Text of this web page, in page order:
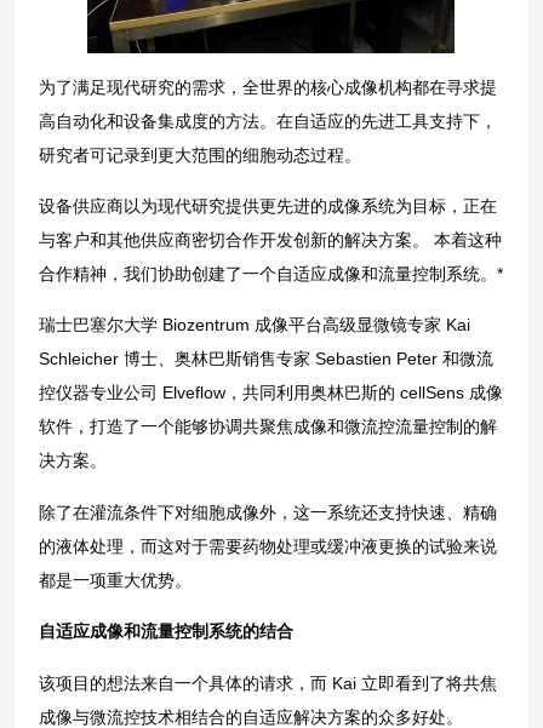
为了满足现代研究的需求，全世界的核心成像机构都在寻求提
高自动化和设备集成度的方法。在自适应的先进工具支持下，
研究者可记录到更大范围的细胞动态过程。
设备供应商以为现代研究提供更先进的成像系统为目标，正在
与客户和其他供应商密切合作开发创新的解决方案。 本着这种
合作精神，我们协助创建了一个自适应成像和流量控制系统。*
瑞士巴塞尔大学 Biozentrum 成像平台高级显微镜专家 Kai
Schleicher 博士、奥林巴斯销售专家 Sebastien Peter 和微流
控仪器专业公司 Elveflow，共同利用奥林巴斯的 cellSens 成像
软件，打造了一个能够协调共聚焦成像和微流控流量控制的解
决方案。
除了在灌流条件下对细胞成像外，这一系统还支持快速、精确
的液体处理，而这对于需要药物处理或缓冲液更换的试验来说
都是一项重大优势。
自适应成像和流量控制系统的结合
该项目的想法来自一个具体的请求，而 Kai 立即看到了将共焦
成像与微流控技术相结合的自适应解决方案的众多好处。